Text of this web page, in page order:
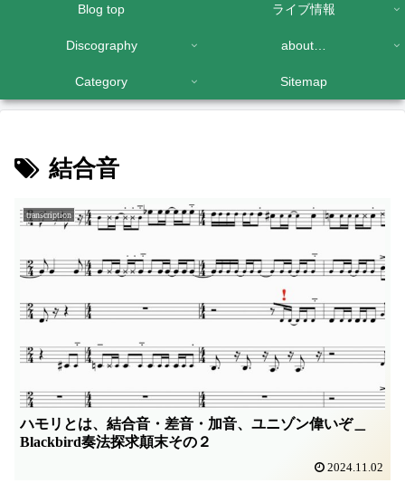
Blog top ライブ情報
Discography about…
Category Sitemap
結合音
transcription
ハモリとは、結合音・差音・加音、ユニゾン偉いぞ＿
Blackbird奏法探求顛末その２
2024.11.02